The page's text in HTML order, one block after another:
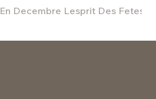
En Decembre Lesprit Des Fetes